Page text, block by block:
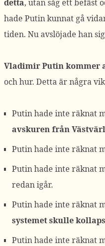
detta, utan såg ett befäst
hade Putin kunnat gå
tiden. Nu avslöjade han
Vladimir Putin kommer
och hur. Detta är några
Putin hade inte räknat
avskuren från
Putin hade inte räknat
Putin hade inte räknat
redan igår.
Putin hade inte räknat
systemet skulle
Putin hade inte räknat